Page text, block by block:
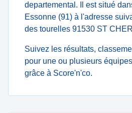
departemental. Il est situé
Essonne (91) à l'adresse
des tourelles 91530 ST
Suivez les résultats,
pour une ou plusieurs
grâce à Score'n'co.